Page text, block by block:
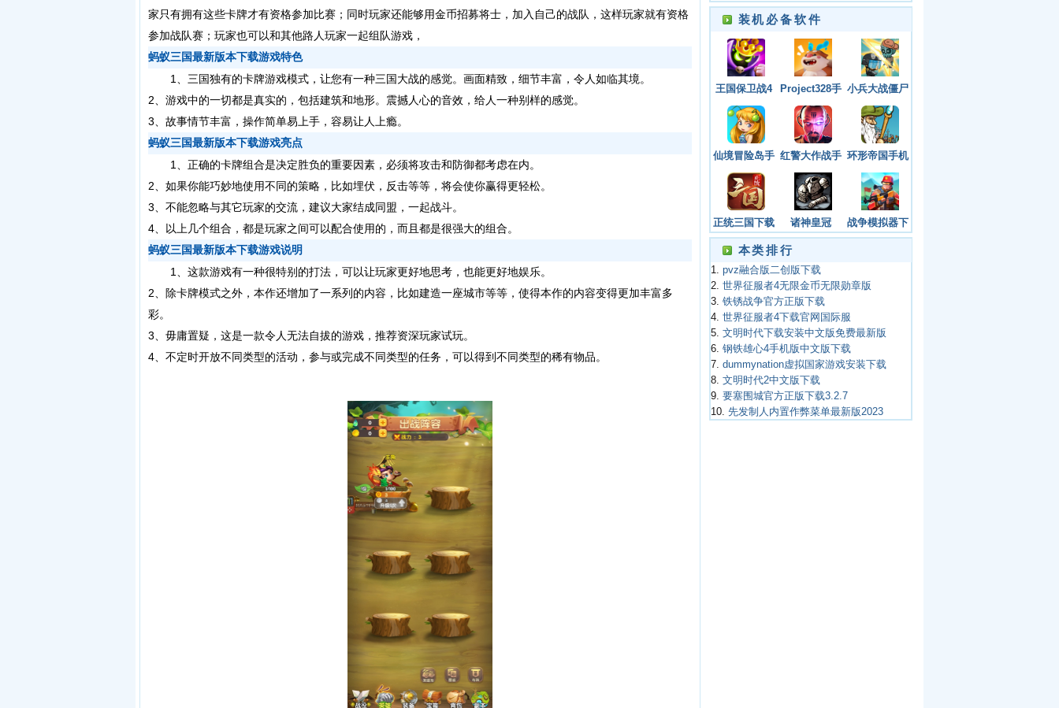
家只有拥有这些卡牌才有资格参加比赛；同时玩家还能够用金币招募将士，加入自己的战队，这样玩家就有资格
参加战队赛；玩家也可以和其他路人玩家一起组队游戏，
蚂蚁三国最新版本下载游戏特色
1、三国独有的卡牌游戏模式，让您有一种三国大战的感觉。画面精致，细节丰富，令人如临其境。
2、游戏中的一切都是真实的，包括建筑和地形。震撼人心的音效，给人一种别样的感觉。
3、故事情节丰富，操作简单易上手，容易让人上瘾。
蚂蚁三国最新版本下载游戏亮点
1、正确的卡牌组合是决定胜负的重要因素，必须将攻击和防御都考虑在内。
2、如果你能巧妙地使用不同的策略，比如埋伏，反击等等，将会使你赢得更轻松。
3、不能忽略与其它玩家的交流，建议大家结成同盟，一起战斗。
4、以上几个组合，都是玩家之间可以配合使用的，而且都是很强大的组合。
蚂蚁三国最新版本下载游戏说明
1、这款游戏有一种很特别的打法，可以让玩家更好地思考，也能更好地娱乐。
2、除卡牌模式之外，本作还增加了一系列的内容，比如建造一座城市等等，使得本作的内容变得更加丰富多
彩。
3、毋庸置疑，这是一款令人无法自拔的游戏，推荐资深玩家试玩。
4、不定时开放不同类型的活动，参与或完成不同类型的任务，可以得到不同类型的稀有物品。
装机必备软件
王国保卫战4
下载官网版中
文版手机版
Project328手
游官方正版
小兵大战僵尸
免广告版下
载
仙境冒险岛手
游官网下载安
装手机版最新
红警大作战手
机版下载安装
最新版
环形帝国手机
版下载最新版
本
正统三国下载
安装最新版本
手机
诸神皇冠
战争模拟器下
载手机版正版
本类排行
1. pvz融合版二创版下载
2. 世界征服者4无限金币无限勋章版
3. 铁锈战争官方正版下载
4. 世界征服者4下载官网国际服
5. 文明时代下载安装中文版免费最新版
6. 钢铁雄心4手机版中文版下载
7. dummynation虚拟国家游戏安装下载
8. 文明时代2中文版下载
9. 要塞围城官方正版下载3.2.7
10. 先发制人内置作弊菜单最新版2023